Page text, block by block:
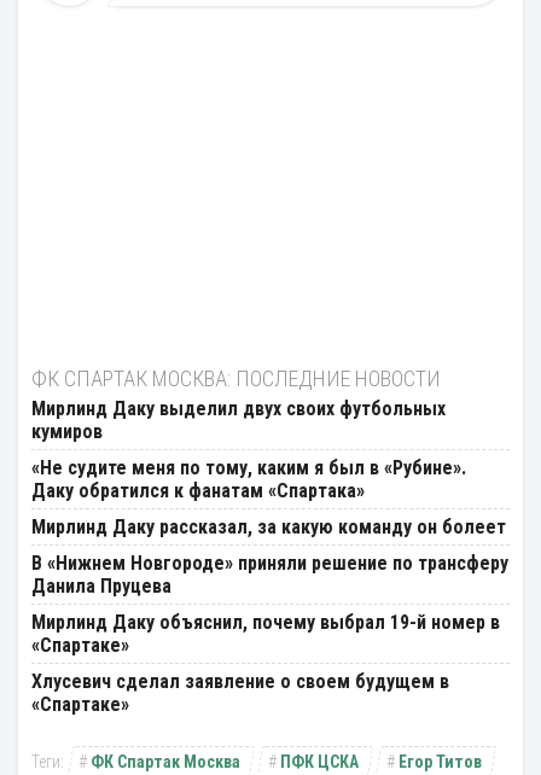
ФК СПАРТАК МОСКВА: ПОСЛЕДНИЕ НОВОСТИ
Мирлинд Даку выделил двух своих футбольных
кумиров
«Не судите меня по тому, каким я был в «Рубине».
Даку обратился к фанатам «Спартака»
Мирлинд Даку рассказал, за какую команду он болеет
В «Нижнем Новгороде» приняли решение по трансферу
Данила Пруцева
Мирлинд Даку объяснил, почему выбрал 19-й номер в
«Спартаке»
Хлусевич сделал заявление о своем будущем в
«Спартаке»
ФК Спартак Москва ПФК ЦСКА Егор Титов